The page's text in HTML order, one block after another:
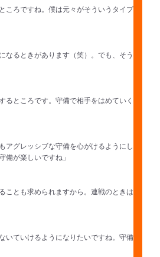
ころですね。僕は元々がそういうタイプ
なるときがあります（笑）。でも、そう
るところです。守備で相手をはめていく
アグレッシブな守備を心がけるようにし
が楽しいですね」
ことも求められますから。連戦のときは
いていけるようになりたいですね。守備